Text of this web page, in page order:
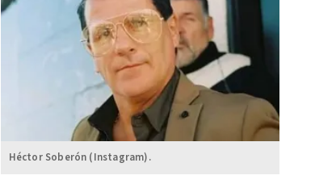
Héctor Soberón (Instagram).